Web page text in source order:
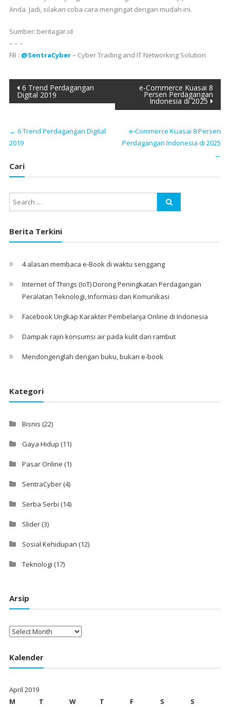
Anda. Jadi, silakan coba cara mengingat dengan mudah ini.
Sumber: beritagar.id
– – –
FB : @SentraCyber– Cyber Trading and IT Networking Solution
Post
navigation
6 Trend Perdagangan
Digital 2019
e-Commerce Kuasai 8
Persen Perdagangan
Indonesia di 2025
← 6 Trend Perdagangan Digital
2019
e-Commerce Kuasai 8 Persen
Perdagangan Indonesia di 2025
→
Cari
Berita Terkini
4 alasan membaca e-Book di waktu senggang
Internet of Things (IoT) Dorong Peningkatan Perdagangan
Peralatan Teknologi, Informasi dan Komunikasi
Facebook Ungkap Karakter Pembelanja Online di Indonesia
Dampak rajin konsumsi air pada kulit dan rambut
Mendongenglah dengan buku, bukan e-book
Kategori
Bisnis (22)
Gaya Hidup (11)
Pasar Online (1)
SentraCyber(4)
Serba Serbi (14)
Slider(3)
Sosial Kehidupan (12)
Teknologi (17)
Arsip
Arsip
Kalender
April 2019
M
T W T F S
S